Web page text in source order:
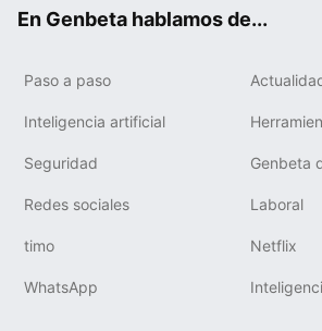
En Genbeta hablamos de...
Paso a paso
Inteligencia artificial
Seguridad Genbeta
Redes sociales Laboral
timo Netflix
WhatsApp